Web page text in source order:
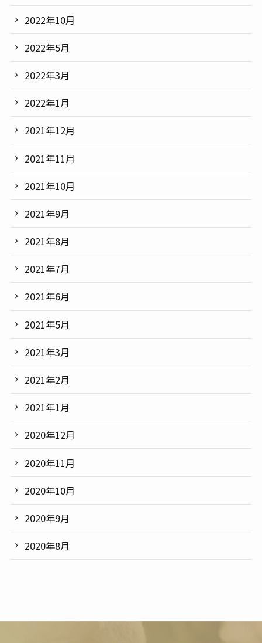
2022年10月
2022年5月
2022年3月
2022年1月
2021年12月
2021年11月
2021年10月
2021年9月
2021年8月
2021年7月
2021年6月
2021年5月
2021年3月
2021年2月
2021年1月
2020年12月
2020年11月
2020年10月
2020年9月
2020年8月